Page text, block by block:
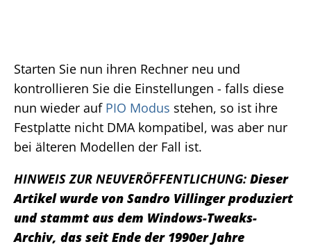
Starten Sie nun ihren Rechner neu und
kontrollieren Sie die Einstellungen - falls diese
nun wieder auf PIO Modus stehen, so ist ihre
Festplatte nicht DMA kompatibel, was aber nur
bei älteren Modellen der Fall ist.
HINWEIS ZUR NEUVERÖFFENTLICHUNG: Dieser
Artikel wurde von Sandro Villinger produziert
und stammt aus dem Windows-Tweaks-
Archiv, das seit Ende der 1990er Jahre